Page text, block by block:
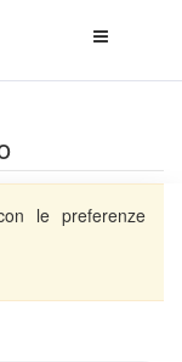
di
le preferenze